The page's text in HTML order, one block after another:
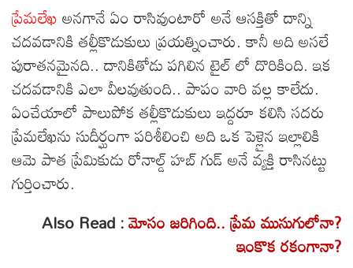
ప్రేమలేఖ అనగానే ఏం రాసివుంటారో అనే ఆసక్తితో దాన్ని
చదవడానికి తల్లీకొడుకులు ప్రయత్నించారు. కానీ అది అసలే
పురాతనమైనది.. దానికితోడు పగిలిన టైల్ లో దొరికింది. ఇక
చదవడానికి ఎలా వీలవుతుంది.. పాపం వారి వల్ల కాలేదు.
ఏంచేయాలో పాలుపోక తల్లీకొడుకులు ఇద్దరూ కలిసి సదరు
ప్రేమలేఖను సుదీర్ఘంగా పరిశీలించి అది ఒక పెళ్లైన ఇల్లాలికి
ఆమె పాత ప్రేమికుడు రోనాల్డ్ హబ్ గుడ్ అనే వ్యక్తి రాసినట్టు
గుర్తించారు.
Also Read :మోసం జరిగింది.. ప్రేమ ముసుగులోనా?
ఇంకొక రకంగానా?